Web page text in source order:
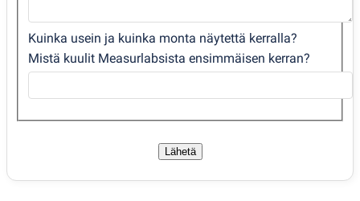
Kuinka usein ja kuinka monta näytettä kerralla?
Mistä kuulit Measurlabsista ensimmäisen kerran?
Lähetä